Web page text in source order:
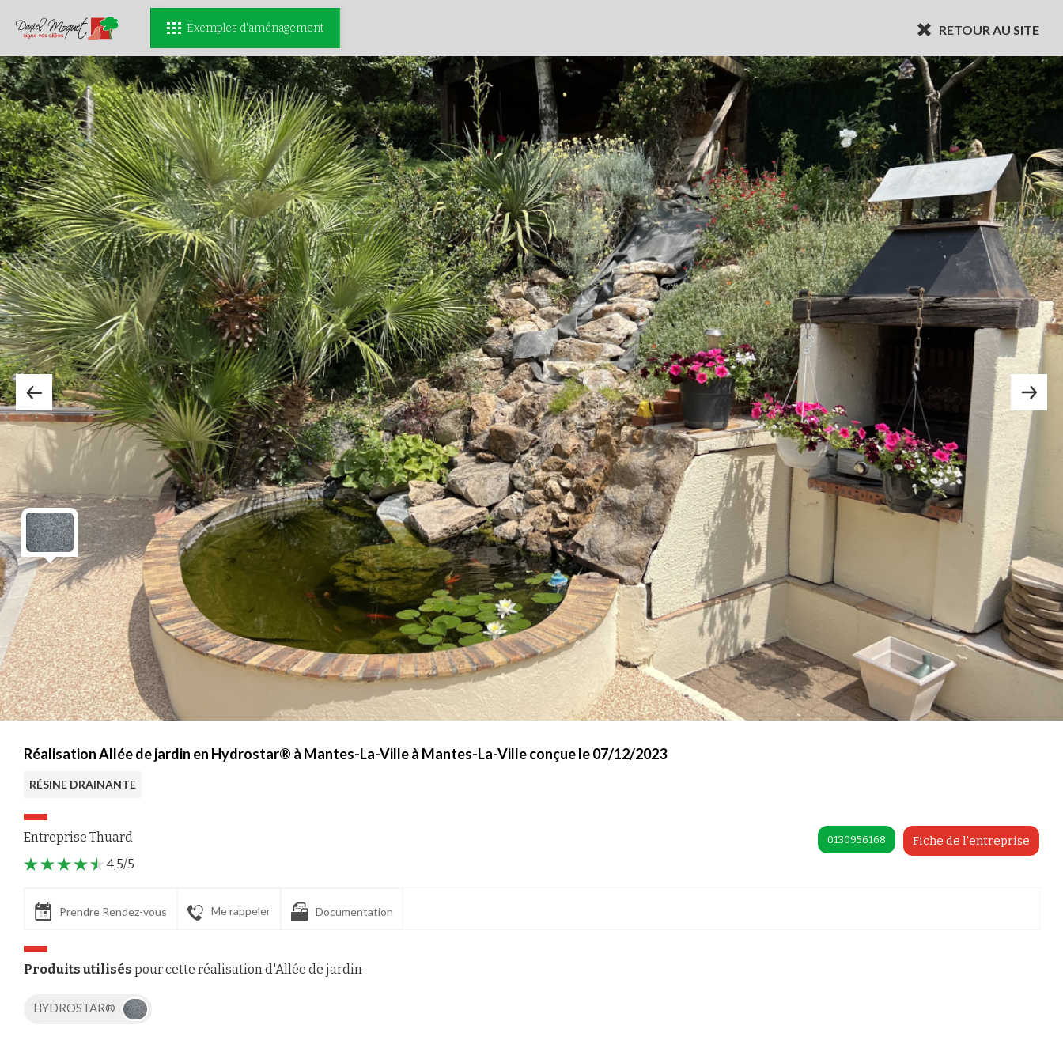
RETOUR AU SITE
Exemples d'aménagement
Réalisation Allée de jardin en Hydrostar® à Mantes-La-Ville à Mantes-La-Ville conçue le 07/12/2023
RÉSINE DRAINANTE
Entreprise Thuard Fiche de l'entreprise
0130956168
4,5/5
Prendre Rendez-vous Me rappeler Documentation
Produits utilisés pour cette réalisation d'Allée de jardin
HYDROSTAR®